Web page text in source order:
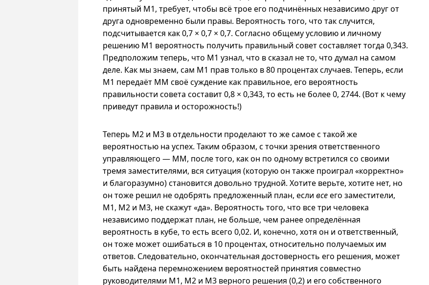
принятый M1, требует, чтобы всё трое его подчинённых независимо друг от
друга одновременно были правы. Вероятность того, что так случится,
подсчитывается как 0,7 × 0,7 × 0,7. Согласно общему условию и личному
решению M1 вероятность получить правильный совет составляет тогда 0,343.
Предположим теперь, что M1 узнал, что в сказал не то, что думал на самом
деле. Как мы знаем, сам M1 прав только в 80 процентах случаев. Теперь, если
M1 передаёт ММ своё суждение как правильное, его вероятность
правильности совета составит 0,8 × 0,343, то есть не более 0, 2744. (Вот к чему
приведут правила и осторожность!)
Теперь М2 и M3 в отдельности проделают то же самое с такой же
вероятностью на успех. Таким образом, с точки зрения ответственного
управляющего — ММ, после того, как он по одному встретился со своими
тремя заместителями, вся ситуация (которую он также проиграл «корректно»
и благоразумно) становится довольно трудной. Хотите верьте, хотите нет, но
он тоже решил не одобрять предложенный план, если всеего заместители,
M1, M2 и M3, не скажут «да». Вероятность того, что все три человека
независимо поддержат план, не больше, чем ранее определённая
вероятность в кубе, то есть всего 0,02. И, конечно, хотя он и ответственный,
он тоже может ошибаться в 10 процентах, относительно получаемых им
ответов. Следовательно, окончательная достоверность его решения, может
быть найдена перемножением вероятностей принятия совместно
руководителями M1, M2 и M3 верного решения (0,2) и его собственного